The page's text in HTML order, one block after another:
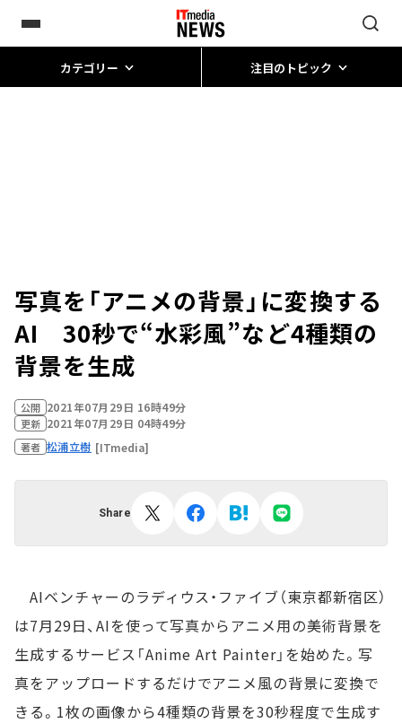
カテゴリー 注目のトピック
写真を「アニメの背景」に変換する
AI 30秒で“水彩風”など4種類の
背景を生成
公開 2021年07月29日 16時49分
更新 2021年07月29日 04時49分
著者 松浦立樹 [ITmedia]
Share
AIベンチャーのラディウス・ファイブ（東京都新宿区）
は7月29日、AIを使って写真からアニメ用の美術背景を
生成するサービス「Anime Art Painter」を始めた。写
真をアップロードするだけでアニメ風の背景に変換で
きる。1枚の画像から4種類の背景を30秒程度で生成す